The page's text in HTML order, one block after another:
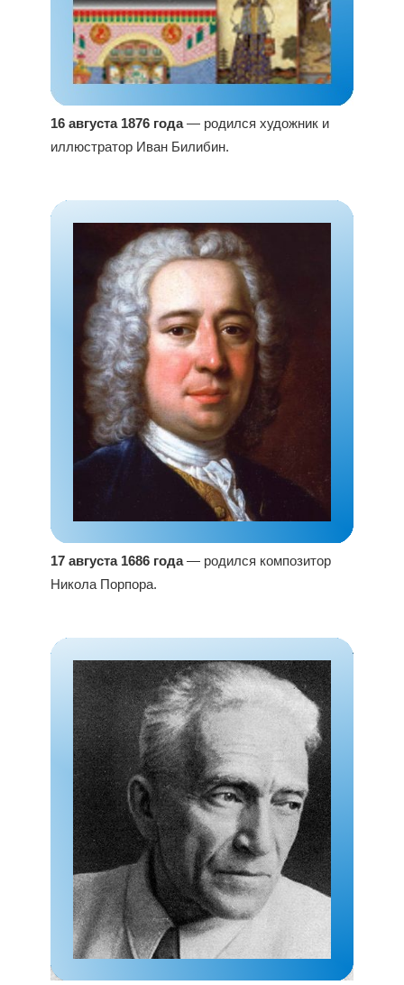
16 августа 1876 года— родился художник и
иллюстратор Иван Билибин.
17 августа 1686 года— родился композитор
Никола Порпора.